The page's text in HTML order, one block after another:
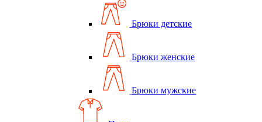
Брюки детские
Брюки женские
Брюки мужские